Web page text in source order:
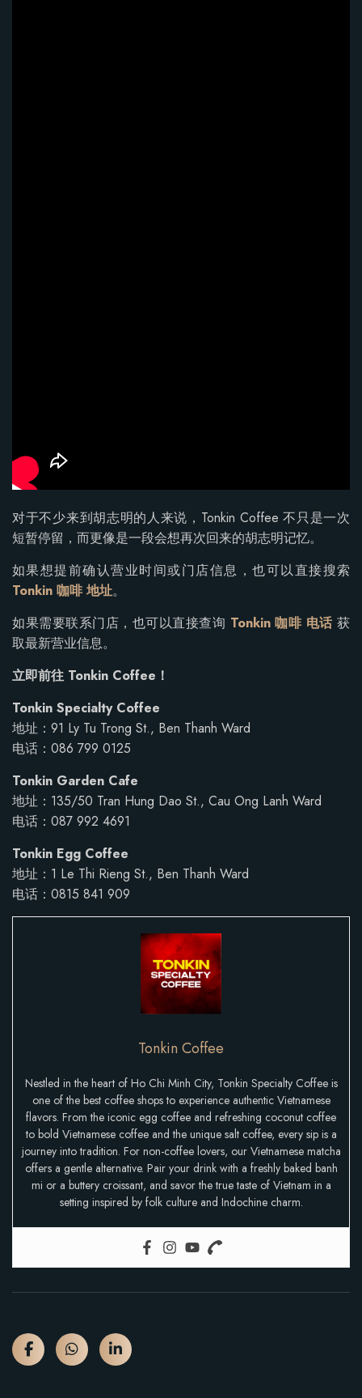
对于不少来到胡志明的人来说，Tonkin Coffee 不只是一次
短暂停留，而更像是一段会想再次回来的胡志明记忆。
如果想提前确认营业时间或门店信息，也可以直接搜索
Tonkin 咖啡 地址。
如果需要联系门店，也可以直接查询 Tonkin 咖啡 电话 获
取最新营业信息。
立即前往 Tonkin Coffee！
Tonkin Specialty Coffee
地址：91 Ly Tu Trong St., Ben Thanh Ward
电话：086 799 0125
Tonkin Garden Cafe
地址：135/50 Tran Hung Dao St., Cau Ong Lanh Ward
电话：087 992 4691
Tonkin Egg Coffee
地址：1 Le Thi Rieng St., Ben Thanh Ward
电话：0815 841 909
Tonkin Coffee
Nestled in the heart of Ho Chi Minh City, Tonkin Specialty Coffee is
one of the best coffee shops to experience authentic Vietnamese
flavors. From the iconic egg coffee and refreshing coconut coffee
to bold Vietnamese coffee and the unique salt coffee, every sip is a
journey into tradition. For non-coffee lovers, our Vietnamese matcha
offers a gentle alternative. Pair your drink with a freshly baked banh
mi or a buttery croissant, and savor the true taste of Vietnam in a
setting inspired by folk culture and Indochine charm.